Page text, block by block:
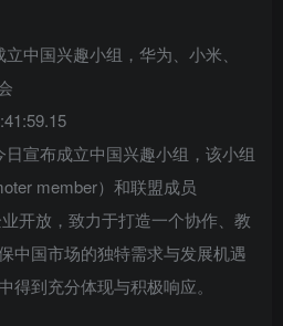
中国兴趣小组，华为、小米、
宣布成立中国兴趣小组，该小组
member）和联盟成员
业开放，致力于打造一个协作、教
中国市场的独特需求与发展机遇
得到充分体现与积极响应。